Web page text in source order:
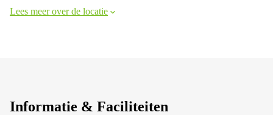
Lees meer over de locatie
Informatie & Faciliteiten